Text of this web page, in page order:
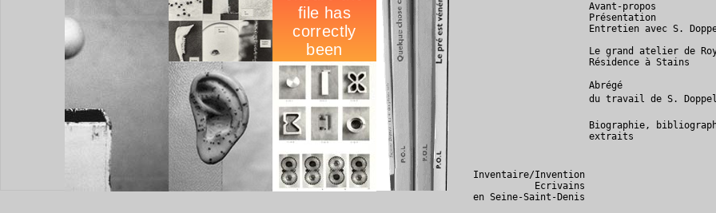
Inventaire/Invention
Ecrivains
en Seine-Saint-Denis
Avant-propos
Présentation
Entretien avec S.
Le grand atelier de
Résidence à Stains
Abrégé
du travail de S.
Biographie,
extraits